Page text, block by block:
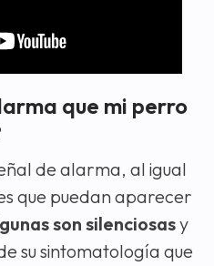
que mi perro
de alarma, al igual
que puedan aparecer
son silenciosasy
su sintomatología que